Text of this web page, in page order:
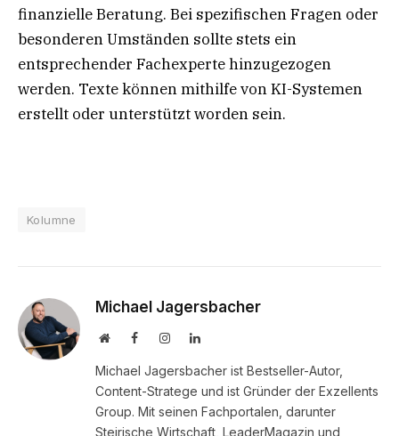
finanzielle Beratung. Bei spezifischen Fragen oder
besonderen Umständen sollte stets ein
entsprechender Fachexperte hinzugezogen
werden. Texte können mithilfe von KI-Systemen
erstellt oder unterstützt worden sein.
Kolumne
Michael Jagersbacher
WebsiteFacebookInstagramLinkedIn
Michael Jagersbacher ist Bestseller-Autor,
Content-Stratege und ist Gründer der Exzellents
Group. Mit seinen Fachportalen, darunter
Steirische Wirtschaft, LeaderMagazin und